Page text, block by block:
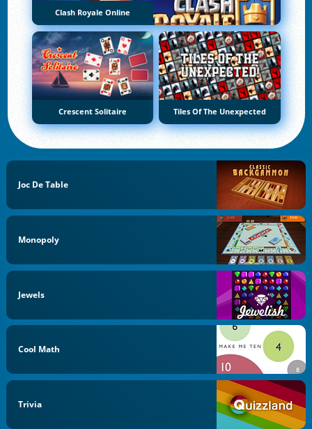
Clash Royale Online
Crescent Solitaire Tiles Of The Unexpected
Joc De Table
Monopoly
Jewels
Cool Math
Trivia